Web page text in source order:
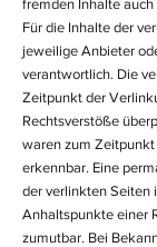
fremden Inhalte
Für die Inhalte der
jeweilige Anbieter
verantwortlich. Die
Zeitpunkt der
Rechtsverstöße
waren zum
erkennbar. Eine
der verlinkten Seiten
Anhaltspunkte einer
zumutbar. Bei